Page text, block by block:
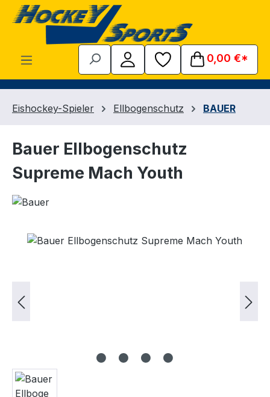
Zum Hauptinhalt springen
0,00 €*
Eishockey-Spieler Ellbogenschutz BAUER
Bauer Ellbogenschutz
Supreme Mach Youth
Bildergalerie überspringen